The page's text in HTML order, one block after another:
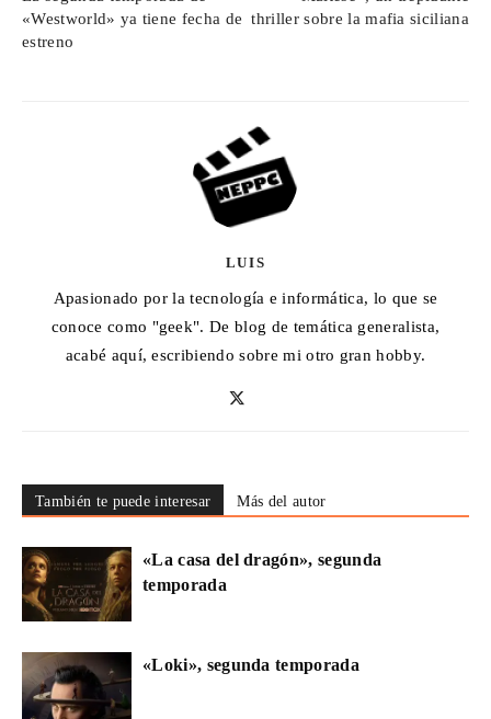
«Westworld» ya tiene fecha de
estreno
thriller sobre la mafia siciliana
LUIS
Apasionado por la tecnología e informática, lo que se
conoce como "geek". De blog de temática generalista,
acabé aquí, escribiendo sobre mi otro gran hobby.
También te puede interesar Más del autor
«La casa del dragón», segunda
temporada
«Loki», segunda temporada